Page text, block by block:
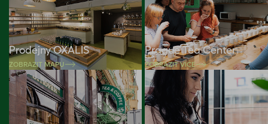
Prodejny OXALIS
ZOBRAZIT MAPU
Prague Tea Center
ZOBRAZIT VÍCE